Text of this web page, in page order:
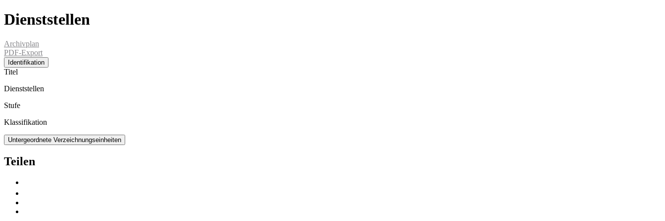
Dienststellen
Archivplan
PDF-Export
Identifikation
Titel
Dienststellen
Stufe
Klassifikation
Untergeordnete Verzeichnungseinheiten
Teilen